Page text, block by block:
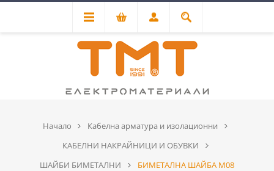
Начало
Кабелна арматура и изолационни
КАБЕЛНИ НАКРАЙНИЦИ И ОБУВКИ
ШАЙБИ БИМЕТАЛНИ
БИМЕТАЛНА ШАЙБА М08